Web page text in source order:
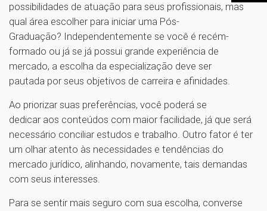
possibilidades de atuação para seus profissionais, mas
qual área escolher para iniciar uma Pós-
Graduação? Independentemente se você é recém-
formado ou já se já possui grande experiência de
mercado, a escolha da especialização deve ser
pautada por seus objetivos de carreira e afinidades.
Ao priorizar suas preferências, você poderá se
dedicar aos conteúdos com maior facilidade, já que será
necessário conciliar estudos e trabalho. Outro fator é ter
um olhar atento às necessidades e tendências do
mercado jurídico, alinhando, novamente, tais demandas
com seus interesses.
Para se sentir mais seguro com sua escolha, converse